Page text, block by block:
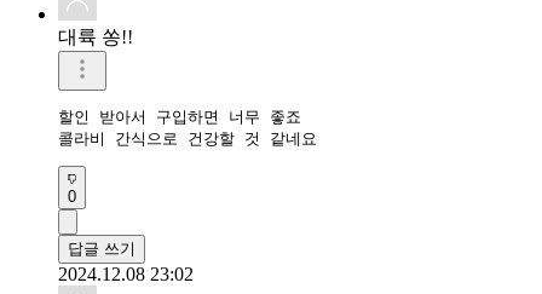
대륙 쏭!!
할인 받아서 구입하면 너무 좋죠
콜라비 간식으로 건강할 것 같네요
0
답글 쓰기
2024.12.08 23:02